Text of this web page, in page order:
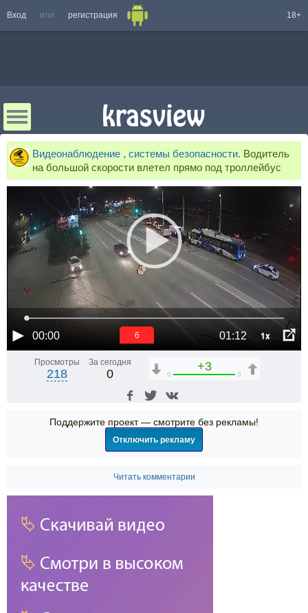
Вход или регистрация 18+
Видеонаблюдение , системы безопасности. Водитель
на большой скорости влетел прямо под троллейбус
00:00 01:12 1x
6
Просмотры
218
За сегодня
0
+3
0 3
Поддержите проект — смотрите без рекламы!
Отключить рекламу
Читать комментарии